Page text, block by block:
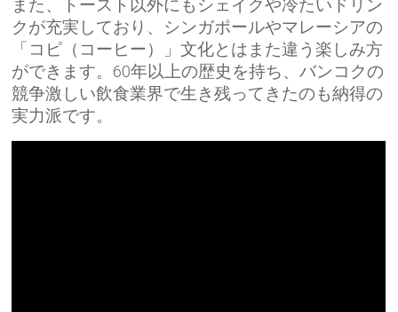
また、トースト以外にもシェイクや冷たいドリン
クが充実しており、シンガポールやマレーシアの
「コピ（コーヒー）」文化とはまた違う楽しみ方
ができます。60年以上の歴史を持ち、バンコクの
競争激しい飲食業界で生き残ってきたのも納得の
実力派です。